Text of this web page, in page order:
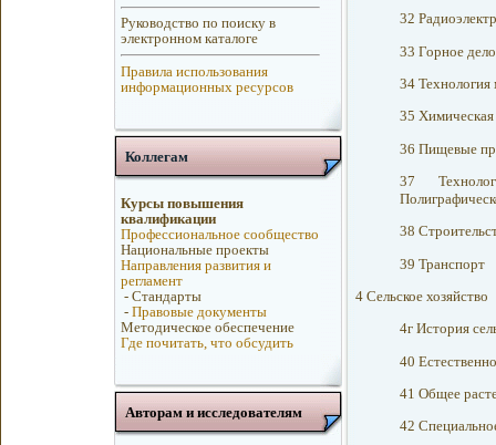
Руководство по поиску в
электронном каталоге
Правила использования
информационных ресурсов
Коллегам
Курсы повышения
квалификации
Профессиональное сообщество
Национальные проекты
Направления развития и
регламент
- Стандарты
- Правовые документы
Методическое обеспечение
Где почитать, что обсудить
Авторам и исследователям
32
33 Горное дело
34
35 Химическая
36 Пищевые
37
38
39 Транспорт
4 Сельское хозяйство
4г История
40
41 Общее
42